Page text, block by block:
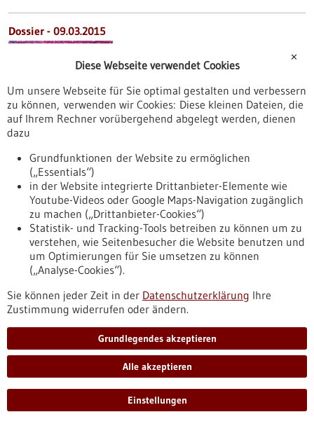
Dossier - 09.03.2015
Lebererkrankungen Fortschritte in Therapie
und Forschung
Leberkrankheiten werden oft unterschätzt, sind aber weit
verbreitet und können, vor allem bei chronischem Verlauf,
schwerwiegende und sogar lebensbedrohende Auswirkungen
haben. Die häufigsten Ursachen sind Hepatitis-Viren,
übermäßiger Alkohol und Übergewicht; seltener sind
angeborene oder autoimmune Lebererkrankungen. Dank
neuer Entwicklungen in der medizinischen Forschung können
zum Beispiel chronische Hepatitis B und C gut behandelt
werden.
bw.de/fachbeitrag/dossier/lebererkrankungen-fortschritte-
in-therapie-und-forschung
✕
Diese Webseite verwendet Cookies
Um unsere Webseite für Sie optimal gestalten und verbessern
zu können, verwenden wir Cookies: Diese kleinen Dateien, die
auf Ihrem Rechner vorübergehend abgelegt werden, dienen
dazu
Grundfunktionen der Website zu ermöglichen
(„Essentials“)
in der Website integrierte Drittanbieter-Elemente wie
Youtube-Videos oder Google Maps-Navigation zugänglich
zu machen („Drittanbieter-Cookies“)
Statistik- und Tracking-Tools betreiben zu können um zu
verstehen, wie Seitenbesucher die Website benutzen und
um Optimierungen für Sie umsetzen zu können
(„Analyse-Cookies“).
Sie können jeder Zeit in der Datenschutzerklärung Ihre
Zustimmung widerrufen oder ändern.
Grundlegendes akzeptieren
Alle akzeptieren
Einstellungen